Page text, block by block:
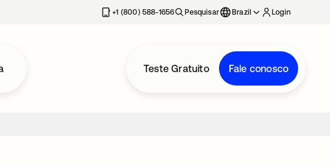
+1 (800) 588-1656 Pesquisar Brazil Login
Teste Gratuito Fale conosco